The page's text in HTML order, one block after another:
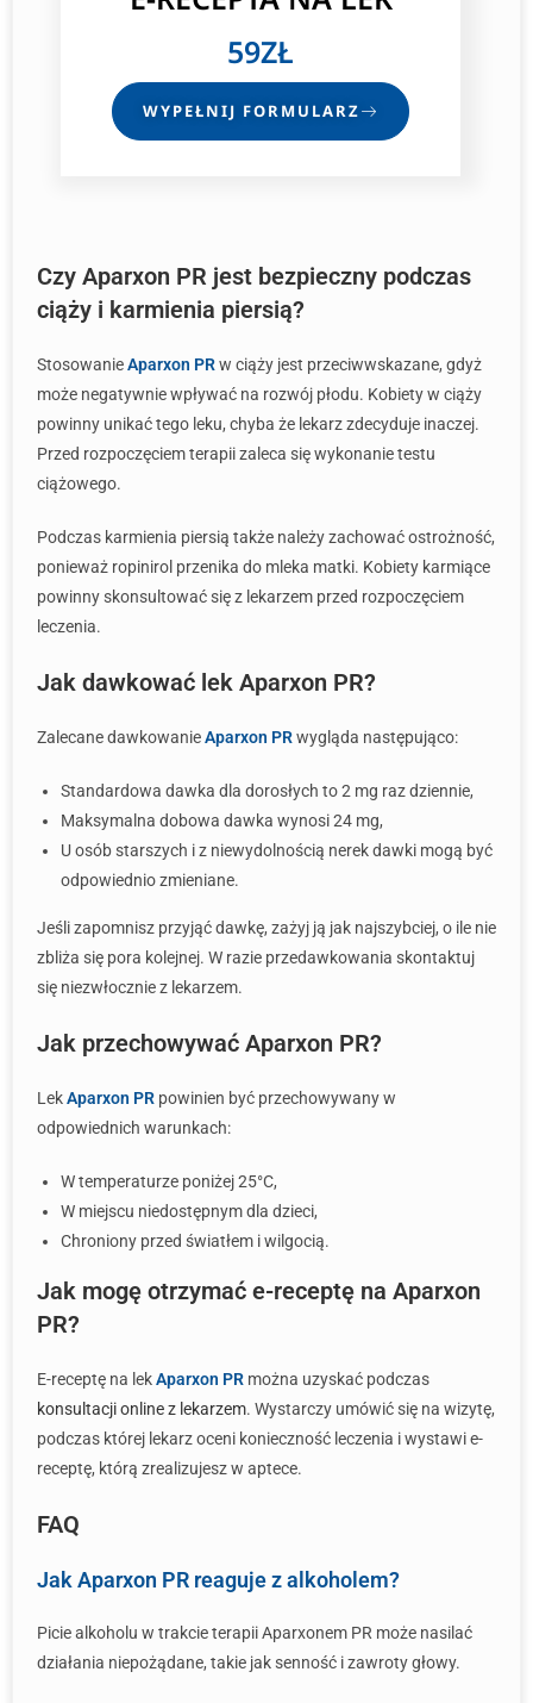
59ZŁ
WYPEŁNIJ FORMULARZ
Czy Aparxon PR jest bezpieczny podczas
ciąży i karmienia piersią?
StosowanieAparxon PRw ciąży jest przeciwwskazane, gdyż
może negatywnie wpływać na rozwój płodu. Kobiety w ciąży
powinny unikać tego leku, chyba że lekarz zdecyduje inaczej.
Przed rozpoczęciem terapii zaleca się wykonanie testu
ciążowego.
Podczas karmienia piersią także należy zachować ostrożność,
ponieważ ropinirol przenika do mleka matki. Kobiety karmiące
powinny skonsultować się z lekarzem przed rozpoczęciem
leczenia.
Jak dawkować lek Aparxon PR?
Zalecane dawkowanieAparxon PRwygląda następująco:
Standardowa dawka dla dorosłych to 2 mg raz dziennie,
Maksymalna dobowa dawka wynosi 24 mg,
U osób starszych i z niewydolnością nerek dawki mogą być
odpowiednio zmieniane.
Jeśli zapomnisz przyjąć dawkę, zażyj ją jak najszybciej, o ile nie
zbliża się pora kolejnej. W razie przedawkowania skontaktuj
się niezwłocznie z lekarzem.
Jak przechowywać Aparxon PR?
LekAparxon PR powinien być przechowywany w
odpowiednich warunkach:
W temperaturze poniżej 25°C,
W miejscu niedostępnym dla dzieci,
Chroniony przed światłem i wilgocią.
Jak mogę otrzymać e-receptę na Aparxon
PR?
E-receptę na lekAparxon PR można uzyskać podczas
konsultacji online z lekarzem. Wystarczy umówić się na wizytę,
podczas której lekarz oceni konieczność leczenia i wystawi e-
receptę, którą zrealizujesz w aptece.
FAQ
Jak Aparxon PR reaguje z alkoholem?
Picie alkoholu w trakcie terapii Aparxonem PR może nasilać
działania niepożądane, takie jak senność i zawroty głowy.